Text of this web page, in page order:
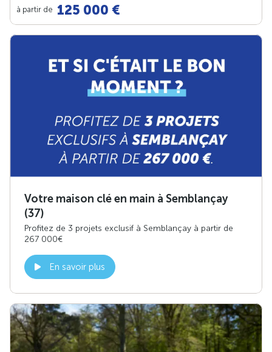
à partir de 125 000 €
Votre maison clé en main à Semblançay
(37)
Profitez de 3 projets exclusif à Semblançay à partir de
267 000€
En savoir plus